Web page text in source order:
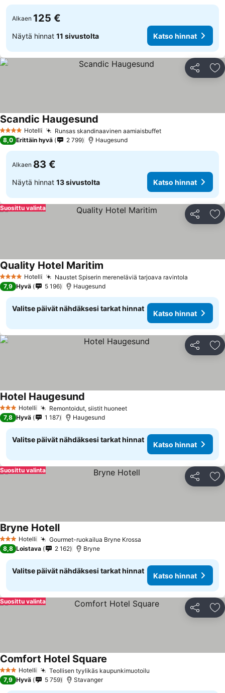
Alkaen 125 €
Näytä hinnat 11 sivustolta Katso hinnat
Jaa
4 Tähtiluokitus
Hotelli Runsas skandinaavinen aamiaisbuffetKatso hinnat
Scandic Haugesund
8,0 Erittäin hyvä 2 799 Haugesund
Alkaen 83 €
Näytä hinnat 13 sivustolta Katso hinnat
Jaa
Suosittu valinta
4 Tähtiluokitus
Hotelli Naustet Spiserin mereneläviä tarjoava ravintola
Quality Hotel Maritim
7,9 Hyvä 5 196 Haugesund
Valitse päivät nähdäksesi tarkat hinnat
Katso hinnat
Jaa
3 Tähtiluokitus
Hotelli Remontoidut, siistit huoneetKatso hinnat
Hotel Haugesund
7,8 Hyvä 1 187 Haugesund
Valitse päivät nähdäksesi tarkat hinnat
Katso hinnat
Jaa
Suosittu valinta
3 Tähtiluokitus
Hotelli Gourmet-ruokailua Bryne Krossa
Bryne HotellKatso hinnat
8,8 Loistava 2 162 Bryne
Valitse päivät nähdäksesi tarkat hinnat
Katso hinnat
Jaa
Suosittu valinta
3 Tähtiluokitus
Hotelli Teollisen tyylikäs kaupunkimuotoilu
Comfort Hotel Square
7,9 Hyvä 5 759 Stavanger